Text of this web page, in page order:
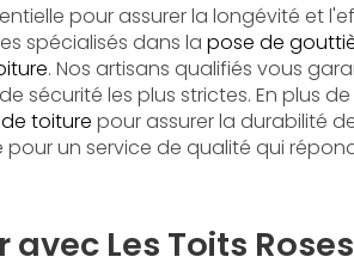
pour assurer la longévité et
spécialisés dans la pose de
. Nos artisans qualifiés vous
sécurité les plus strictes. En plus
toiture pour assurer la durabilité
un service de qualité qui
Les Toits Roses